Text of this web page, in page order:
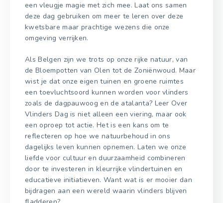
een vleugje magie met zich mee. Laat ons samen
deze dag gebruiken om meer te leren over deze
kwetsbare maar prachtige wezens die onze
omgeving verrijken.
Als Belgen zijn we trots op onze rijke natuur, van
de Bloempotten van Olen tot de Zoniënwoud. Maar
wist je dat onze eigen tuinen en groene ruimtes
een toevluchtsoord kunnen worden voor vlinders
zoals de dagpauwoog en de atalanta? Leer Over
Vlinders Dag is niet alleen een viering, maar ook
een oproep tot actie. Het is een kans om te
reflecteren op hoe we natuurbehoud in ons
dagelijks leven kunnen opnemen. Laten we onze
liefde voor cultuur en duurzaamheid combineren
door te investeren in kleurrijke vlindertuinen en
educatieve initiatieven. Want wat is er mooier dan
bijdragen aan een wereld waarin vlinders blijven